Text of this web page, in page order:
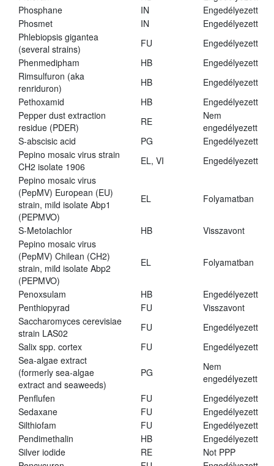
Phosphane
IN
Engedélyezett
Phosmet
IN
Engedélyezett
Phlebiopsis gigantea
(several strains)
FU
Engedélyezett
Phenmedipham
HB
Engedélyezett
Rimsulfuron (aka
renriduron)
HB
Engedélyezett
Pethoxamid
HB
Engedélyezett
Pepper dust extraction
residue (PDER)
RE
Nem
engedélyezett
S-abscisic acid
PG
Engedélyezett
Pepino mosaic virus strain
CH2 isolate 1906
EL, VI
Engedélyezett
Pepino mosaic virus
(PepMV) European (EU)
strain, mild isolate Abp1
(PEPMVO)
EL Folyamatban
S-Metolachlor HB
Visszavont
Pepino mosaic virus
(PepMV) Chilean (CH2)
strain, mild isolate Abp2
(PEPMVO)
EL Folyamatban
Penoxsulam HB
Engedélyezett
Penthiopyrad
FU
Visszavont
Saccharomyces cerevisiae
strain LAS02
FU
Engedélyezett
Salix spp. cortex
FU
Engedélyezett
Sea-algae extract
(formerly sea-algae
extract and seaweeds)
PG
Nem
engedélyezett
Penflufen
FU
Engedélyezett
Sedaxane
FU
Engedélyezett
Silthiofam
FU
Engedélyezett
Pendimethalin
HB
Engedélyezett
Silver iodide
RE
Not PPP